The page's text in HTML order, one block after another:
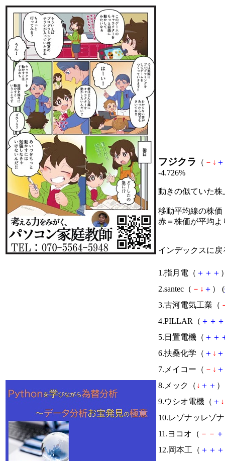
フジクラ （ － ↓ ＋
-4.726%
動きの似ていた
移動平均線の株価
赤＝株価が平均
インデックスに戻
1.指月電（ ＋ ＋ ＋
2.santec（ － ↓ ＋ ） (
3.古河電気工業（
4.PILLAR（ ＋ ＋ ＋
5.日置電機（ ＋ ＋
6.扶桑化学（ ＋ ↓ ＋
7.メイコー（ － ↓ ＋
8.メック（ ↓ ＋ ＋
9.ウシオ電機（ ＋ ↓
10.レゾナッレゾ
11.ヨコオ（ － － ＋
12.岡本工（ ＋ ＋ ＋